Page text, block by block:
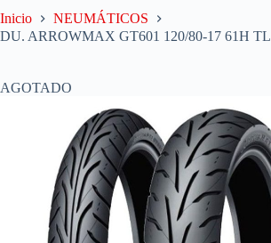
Inicio
NEUMÁTICOS
DU. ARROWMAX GT601 120/80-17 61H TL
AGOTADO